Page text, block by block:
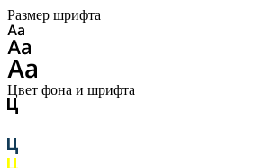
Размер шрифта
Цвет фона и шрифта